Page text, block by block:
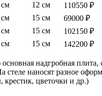
см
12 см
110550 ₽
см
15 см
69000 ₽
см
15 см
102150 ₽
см
15 см 142200 ₽
надгробная плита,
стеле наносят разное
цветочки и др.)